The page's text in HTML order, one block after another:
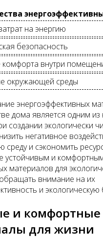
на энергию
безопасность
внутри
окружающей среды
энергоэффективных
дома является одним
создании экологически
негативное
и сэкономить
устойчивым и
материалов для
внимание на их
и экологическую
и комфортные
для жизни